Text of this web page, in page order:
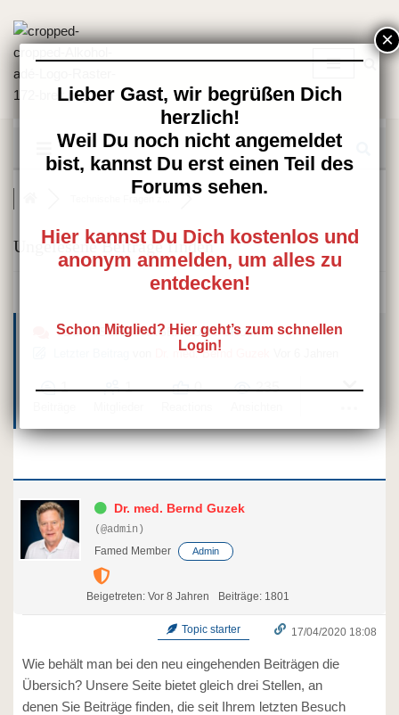
Zum
Inhalt
springen
Ungelesene Beiträge finden
TECHNISCHE FRAGEN ZUM FORUM
Dr. med. Bernd Guzek
1 1 0 235
Dr. med. Bernd Guzek
(@admin)
Famed Member
Admin
Beigetreten: Vor 8 Jahren Beiträge: 1801
Topic starter 17/04/2020 18:08
Wie behält man bei den neu eingehenden Beiträgen die
Übersich? Unsere Seite bietet gleich drei Stellen, an
denen Sie Beiträge finden, die seit Ihrem letzten Besuch
Lieber Gast, wir begrüßen Dich
herzlich!
Weil Du noch nicht angemeldet
bist, kannst Du erst einen Teil des
Forums sehen.
Hier kannst Du Dich kostenlos und
anonym anmelden, um alles zu
entdecken!
Schon Mitglied? Hier geht’s zum schnellen
Login!